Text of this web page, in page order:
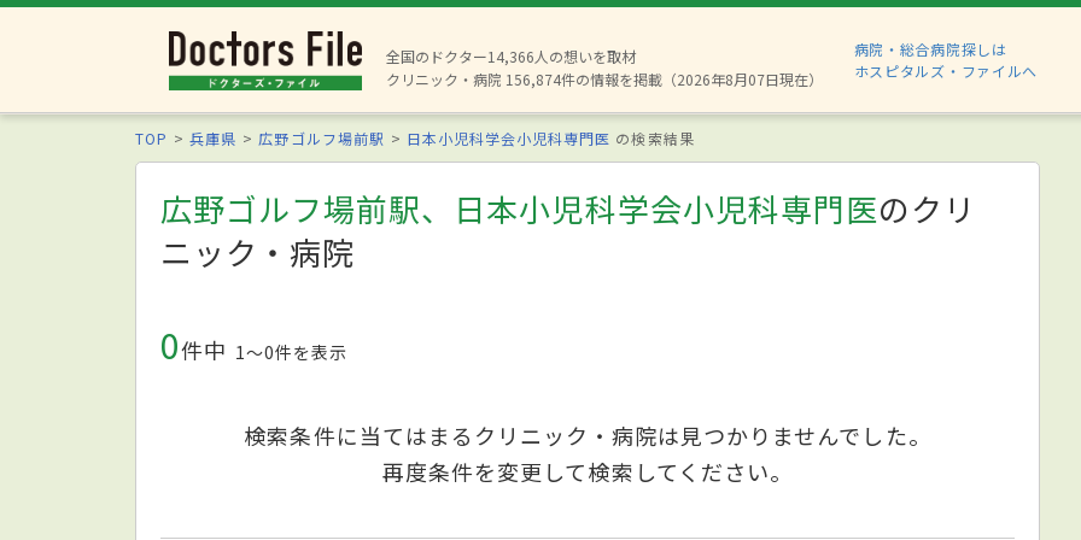
全国のドクター14,366人の想いを取材
クリニック・病院 156,874件の情報を掲載（2026年8月07日現在）
病院・総合病院探しは
ホスピタルズ・ファイルへ
TOP 兵庫県 広野ゴルフ場前駅 日本小児科学会小児科専門医 の検索結果
広野ゴルフ場前駅、日本小児科学会小児科専門医のクリ
ニック・病院
0件中 1〜0件を表示
検索条件に当てはまるクリニック・病院は見つかりませんでした。
再度条件を変更して検索してください。